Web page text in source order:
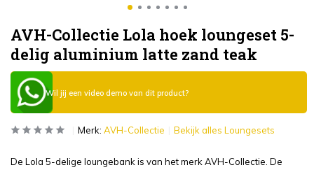
AVH-Collectie Lola hoek loungeset 5-
delig aluminium latte zand teak
Wil jij een video demo van dit product?
Merk: AVH-Collectie Bekijk alles Loungesets
De Lola 5-delige loungebank is van het merk AVH-Collectie. De